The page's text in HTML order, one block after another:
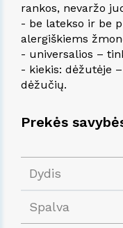
Prekės
Dydis
Spalva
rankos, nevaržo
- be latekso ir be
alergiškiems
- universalios –
- kiekis: dėžutėje
dėžučių.